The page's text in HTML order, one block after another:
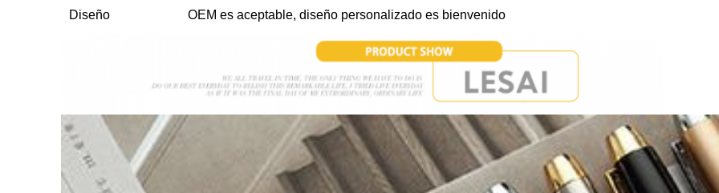
Diseño OEM es aceptable, diseño personalizado es bienvenido